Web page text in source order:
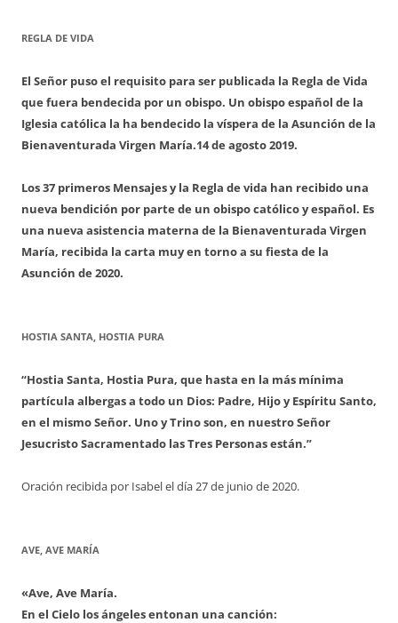
REGLA DE VIDA
El Señor puso el requisito para ser publicada la Regla de Vida
que fuera bendecida por un obispo. Un obispo español de la
Iglesia católica la ha bendecido la víspera de la Asunción de la
Bienaventurada Virgen María.14 de agosto 2019.
Los 37 primeros Mensajes y la Regla de vida han recibido una
nueva bendición por parte de un obispo católico y español. Es
una nueva asistencia materna de la Bienaventurada Virgen
María, recibida la carta muy en torno a su fiesta de la
Asunción de 2020.
HOSTIA SANTA, HOSTIA PURA
“Hostia Santa, Hostia Pura, que hasta en la más mínima
partícula albergas a todo un Dios: Padre, Hijo y Espíritu Santo,
en el mismo Señor. Uno y Trino son, en nuestro Señor
Jesucristo Sacramentado las Tres Personas están.”
Oración recibida por Isabel el día 27 de junio de 2020.
AVE, AVE MARÍA
«Ave, Ave María.
En el Cielo los ángeles entonan una canción: